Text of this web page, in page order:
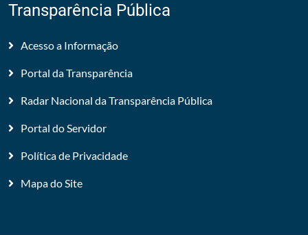
Transparência Pública
Acesso a Informação
Portal da Transparência
Radar Nacional da Transparência Pública
Portal do Servidor
Política de Privacidade
Mapa do Site